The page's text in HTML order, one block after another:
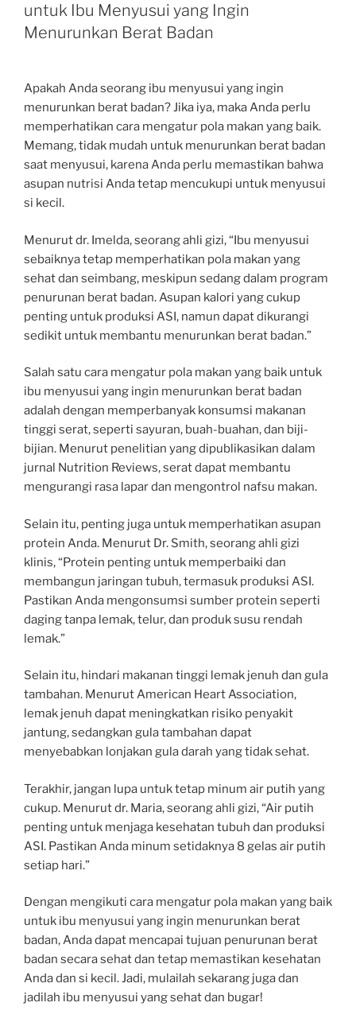
untuk Ibu Menyusui yang Ingin
Menurunkan Berat Badan
Apakah Anda seorang ibu menyusui yang ingin
menurunkan berat badan? Jika iya, maka Anda perlu
memperhatikan cara mengatur pola makan yang baik.
Memang, tidak mudah untuk menurunkan berat badan
saat menyusui, karena Anda perlu memastikan bahwa
asupan nutrisi Anda tetap mencukupi untuk menyusui
si kecil.
Menurut dr. Imelda, seorang ahli gizi, “Ibu menyusui
sebaiknya tetap memperhatikan pola makan yang
sehat dan seimbang, meskipun sedang dalam program
penurunan berat badan. Asupan kalori yang cukup
penting untuk produksi ASI, namun dapat dikurangi
sedikit untuk membantu menurunkan berat badan.”
Salah satu cara mengatur pola makan yang baik untuk
ibu menyusui yang ingin menurunkan berat badan
adalah dengan memperbanyak konsumsi makanan
tinggi serat, seperti sayuran, buah-buahan, dan biji-
bijian. Menurut penelitian yang dipublikasikan dalam
jurnal Nutrition Reviews, serat dapat membantu
mengurangi rasa lapar dan mengontrol nafsu makan.
Selain itu, penting juga untuk memperhatikan asupan
protein Anda. Menurut Dr. Smith, seorang ahli gizi
klinis, “Protein penting untuk memperbaiki dan
membangun jaringan tubuh, termasuk produksi ASI.
Pastikan Anda mengonsumsi sumber protein seperti
daging tanpa lemak, telur, dan produk susu rendah
lemak.”
Selain itu, hindari makanan tinggi lemak jenuh dan gula
tambahan. Menurut American Heart Association,
lemak jenuh dapat meningkatkan risiko penyakit
jantung, sedangkan gula tambahan dapat
menyebabkan lonjakan gula darah yang tidak sehat.
Terakhir, jangan lupa untuk tetap minum air putih yang
cukup. Menurut dr. Maria, seorang ahli gizi, “Air putih
penting untuk menjaga kesehatan tubuh dan produksi
ASI. Pastikan Anda minum setidaknya 8 gelas air putih
setiap hari.”
Dengan mengikuti cara mengatur pola makan yang baik
untuk ibu menyusui yang ingin menurunkan berat
badan, Anda dapat mencapai tujuan penurunan berat
badan secara sehat dan tetap memastikan kesehatan
Anda dan si kecil. Jadi, mulailah sekarang juga dan
jadilah ibu menyusui yang sehat dan bugar!